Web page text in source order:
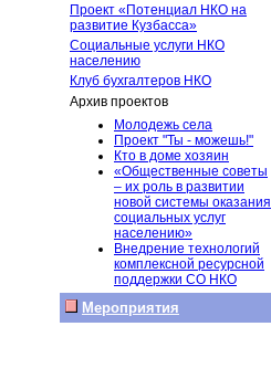
Проект «Потенциал НКО на
развитие Кузбасса»
Социальные услуги НКО
населению
Клуб бухгалтеров НКО
Архив проектов
Молодежь села
Проект "Ты - можешь!"
Кто в доме хозяин
«Общественные советы
– их роль в развитии
новой системы оказания
социальных услуг
населению»
Внедрение технологий
комплексной ресурсной
поддержки СО НКО
Мероприятия